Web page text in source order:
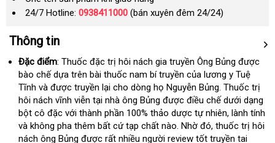
24/7 Hotline: 0938411000 (bán xuyên đêm 24/24)
Thông tin
Đặc điểm: Thuốc đặc trị hôi nách gia truyền Ông Bủng được
bào chế dựa trên bài thuốc nam bí truyền của lương y Tuệ
Tĩnh và được truyền lại cho dòng họ Nguyễn Bủng. Thuốc trị
hôi nách vĩnh viễn tại nhà ông Bủng được điều chế dưới dạng
bột cô đặc với thành phần 100% thảo dược tự nhiên, lành tính
và không pha thêm bất cứ tạp chất nào. Nhờ đó, thuốc trị hôi
nách ông Bủng được rất nhiều người review tốt truyền tai